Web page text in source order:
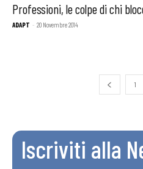
Professioni, le colpe di chi
ADAPT - 20 Novembre 2014
1
Iscriviti alla